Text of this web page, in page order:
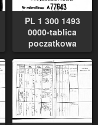
PL 1 300 1493
0000-tablica
poczatkowa